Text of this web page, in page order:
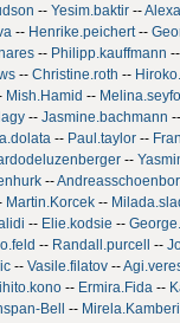
-- Yesim.baktir--
-- Henrike.peichert--
-- Philipp.kauffmann
-- Christine.roth --
Mish.Hamid --
-- Jasmine.bachmann
-- Paul.taylor--
--
--
Martin.Korcek--
-- Elie.kodsie --
-- Randall.purcell --
-- Vasile.filatov--
-- Ermira.Fida--
Bell -- Mirela.Kamberi